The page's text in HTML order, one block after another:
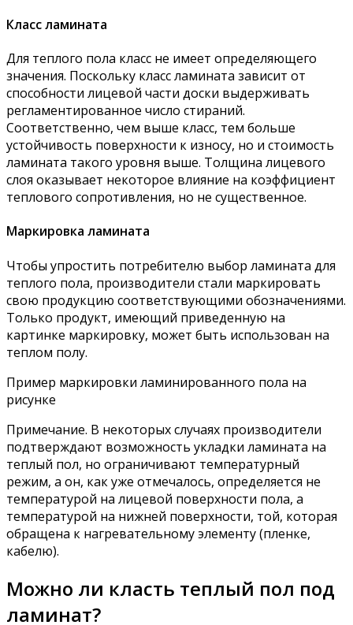
Класс ламината
Для теплого пола класс не имеет определяющего
значения. Поскольку класс ламината зависит от
способности лицевой части доски выдерживать
регламентированное число стираний.
Соответственно, чем выше класс, тем больше
устойчивость поверхности к износу, но и стоимость
ламината такого уровня выше. Толщина лицевого
слоя оказывает некоторое влияние на коэффициент
теплового сопротивления, но не существенное.
Маркировка ламината
Чтобы упростить потребителю выбор ламината для
теплого пола, производители стали маркировать
свою продукцию соответствующими обозначениями.
Только продукт, имеющий приведенную на
картинке маркировку, может быть использован на
теплом полу.
Пример маркировки ламинированного пола на
рисунке
Примечание. В некоторых случаях производители
подтверждают возможность укладки ламината на
теплый пол, но ограничивают температурный
режим, а он, как уже отмечалось, определяется не
температурой на лицевой поверхности пола, а
температурой на нижней поверхности, той, которая
обращена к нагревательному элементу (пленке,
кабелю).
Можно ли класть теплый пол под
ламинат?